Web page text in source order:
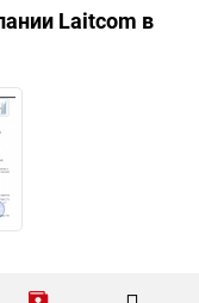
Laitcom в